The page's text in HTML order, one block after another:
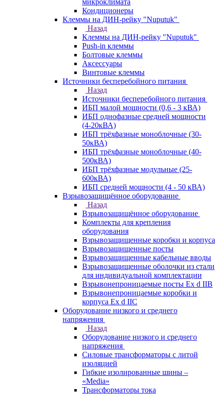
микроклимата
Кондиционеры
Клеммы на ДИН-рейку "Nuputuk"
Назад
Клеммы на ДИН-рейку "Nuputuk"
Push-in клеммы
Болтовые клеммы
Аксессуары
Винтовые клеммы
Источники бесперебойного питания
Назад
Источники бесперебойного питания
ИБП малой мощности (0,6 - 3 кВА)
ИБП однофазные средней мощности
(4-20кВА)
ИБП трёхфазные моноблочные (30-
50кВА)
ИБП трёхфазные моноблочные (40-
500кВА)
ИБП трёхфазные модульные (25-
600кВА)
ИБП средней мощности (4 - 50 кВА)
Взрывозащищённое оборудование
Назад
Взрывозащищённое оборудование
Комплекты для крепления
оборудования
Взрывозащищенные коробки и корпуса
Взрывозащищенные посты
Взрывозащищенные кабельные вводы
Взрывозащищенные оболочки из стали
для индивидуальной комплектации
Взрывонепроницаемые посты Ex d IIB
Взрывонепроницаемые коробки и
корпуса Ex d IIС
Оборудование низкого и среднего
напряжения
Назад
Оборудование низкого и среднего
напряжения
Силовые трансформаторы с литой
изоляцией
Гибкие изолированные шины –
«Media»
Трансформаторы тока